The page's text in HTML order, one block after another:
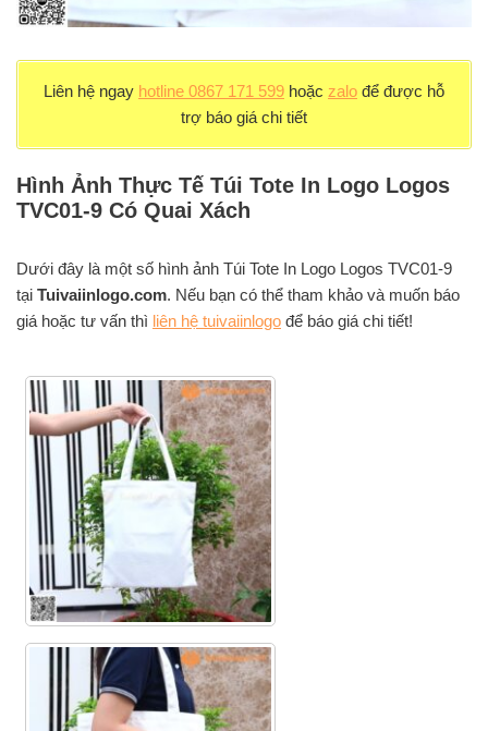
Liên hệ ngay hotline 0867 171 599 hoặc zalo để được hỗ
trợ báo giá chi tiết
Hình Ảnh Thực Tế Túi Tote In Logo Logos
TVC01-9 Có Quai Xách
Dưới đây là một số hình ảnh Túi Tote In Logo Logos TVC01-9
tại Tuivaiinlogo.com. Nếu bạn có thể tham khảo và muốn báo
giá hoặc tư vấn thì liên hệ tuivaiinlogo để báo giá chi tiết!